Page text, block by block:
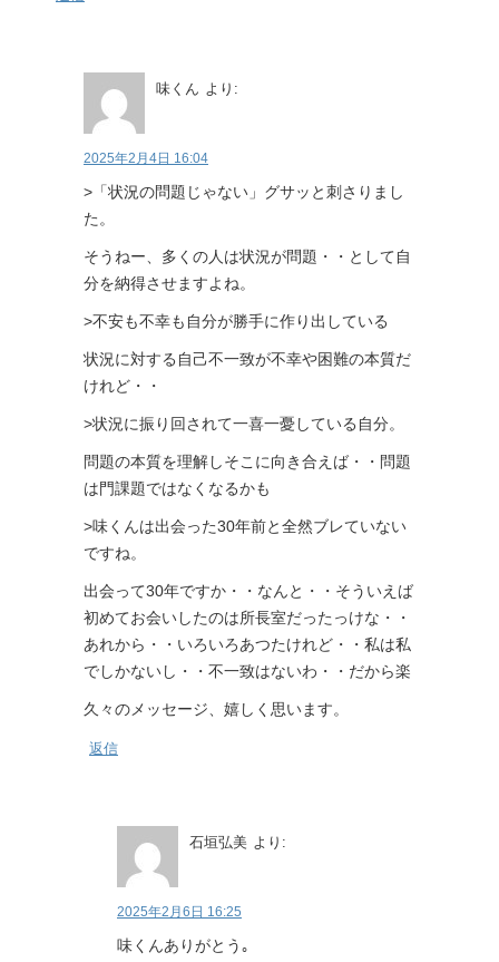
味くん より:
2025年2月4日 16:04
>「状況の問題じゃない」グサッと刺さりまし
た。
そうねー、多くの人は状況が問題・・として自
分を納得させますよね。
>不安も不幸も自分が勝手に作り出している
状況に対する自己不一致が不幸や困難の本質だ
けれど・・
>状況に振り回されて一喜一憂している自分。
問題の本質を理解しそこに向き合えば・・問題
は門課題ではなくなるかも
>味くんは出会った30年前と全然ブレていない
ですね。
出会って30年ですか・・なんと・・そういえば
初めてお会いしたのは所長室だったっけな・・
あれから・・いろいろあつたけれど・・私は私
でしかないし・・不一致はないわ・・だから楽
久々のメッセージ、嬉しく思います。
返信
石垣弘美 より:
2025年2月6日 16:25
味くんありがとう｡